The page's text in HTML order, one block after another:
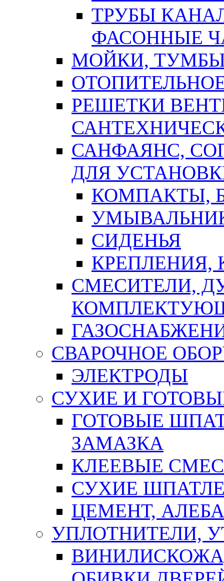
ТРУБЫ
ФАСОННЫЕ
МОЙКИ,
РЕШЕТКИ
САНФАЯНС,
ДЛЯ
КОМПАКТЫ,
СИДЕНЬЯ
СМЕСИТЕЛИ,
СВАРОЧНОЕ
ЭЛЕКТРОДЫ
СУХИЕ И
ГОТОВЫЕ
ЗАМАЗКА
КЛЕЕВЫЕ
СУХИЕ
ЦЕМЕНТ,
УПЛОТНИТЕЛИ,